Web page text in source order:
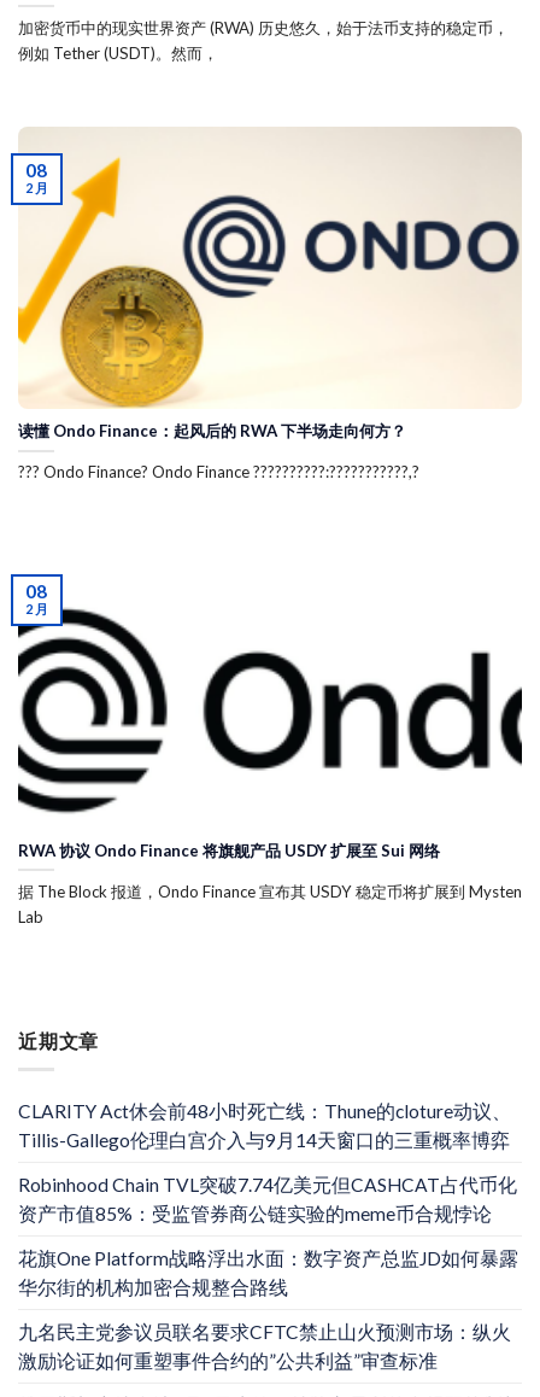
近期文章
CLARITY Act休会前48小时死亡线：Thune的cloture动议、
Tillis-Gallego伦理白宫介入与9月14天窗口的三重概率博弈
Robinhood Chain TVL突破7.74亿美元但CASHCAT占代币化
资产市值85%：受监管券商公链实验的meme币合规悖论
花旗One Platform战略浮出水面：数字资产总监JD如何暴露
华尔街的机构加密合规整合路线
九名民主党参议员联名要求CFTC禁止山火预测市场：纵火
激励论证如何重塑事件合约的”公共利益”审查标准
加密货币中的现实世界资产 (RWA) 历史悠久，始于法币支持的稳定币，
例如 Tether (USDT)。然而，
读懂 Ondo Finance：起风后的 RWA 下半场走向何方？
??? Ondo Finance? Ondo Finance ??????????:???????????,?
08
2 月
RWA 协议 Ondo Finance 将旗舰产品 USDY 扩展至 Sui 网络
据 The Block 报道，Ondo Finance 宣布其 USDY 稳定币将扩展到 Mysten
Lab
08
2 月